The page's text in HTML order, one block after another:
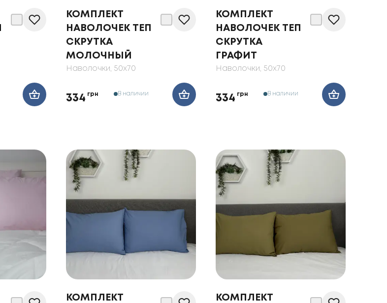
КОМПЛЕКТ
НАВОЛОЧЕК ТЕП
СКРУТКА
МОЛОЧНЫЙ
Наволочки, 50x70
334 грн В наличии
КОМПЛЕКТ
НАВОЛОЧЕК ТЕП
СКРУТКА
ГРАФИТ
Наволочки, 50x70
334 грн В наличии
КОМПЛЕКТ
КОМПЛЕКТ